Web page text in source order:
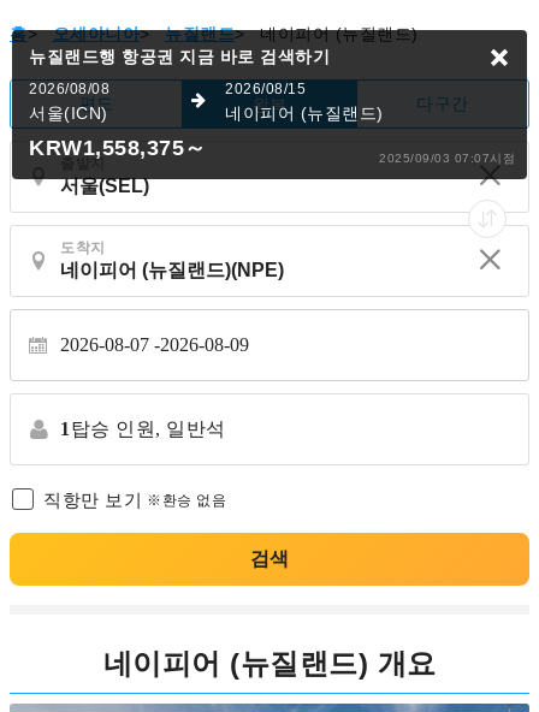
홈> 오세아니아> 뉴질랜드> 네이피어 (뉴질랜드)
편도 왕복 다구간
출발지
도착지
2026-08-07 2026-08-09
1 탑승 인원, 일반석
직항만 보기 ※환승 없음
검색
뉴질랜드행 항공권 지금 바로 검색하기
2026/08/08
서울(ICN)
2026/08/15
네이피어 (뉴질랜드)
KRW1,558,375～ 2025/09/03 07:07시점
네이피어 (뉴질랜드) 개요